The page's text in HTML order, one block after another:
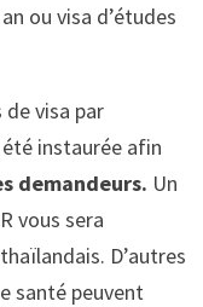
ou visa d’études
visa par
été instaurée afin
demandeurs. Un
vous sera
D’autres
santé peuvent